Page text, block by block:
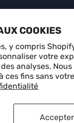
COOKIES
y compris
votre
analyses. Nous
ces fins sans
Accepter
confidentialitéPolitique